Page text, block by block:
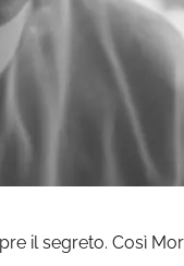
il segreto. Così